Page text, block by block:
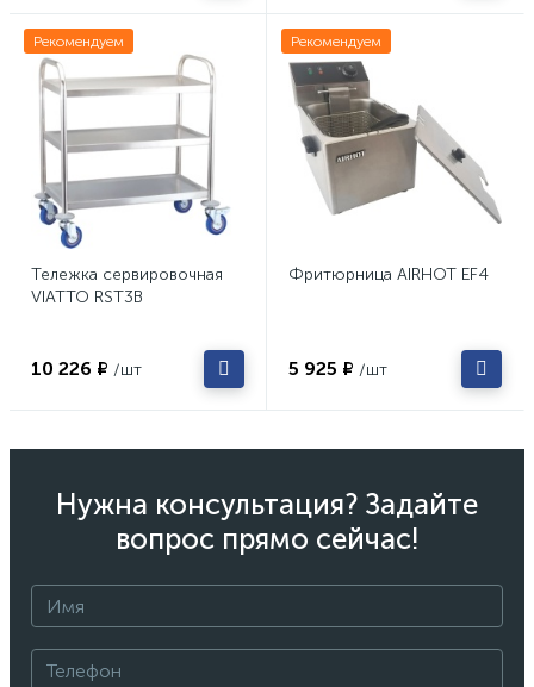
Рекомендуем
Тележка сервировочная
VIATTO RST3B
10 226 ₽ /шт
Рекомендуем
Фритюрница AIRHOT EF4
5 925 ₽ /шт
Нужна консультация? Задайте
вопрос прямо сейчас!